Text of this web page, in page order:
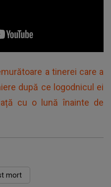
a tinerei care a
după ce logodnicul ei
cu o lună înainte de
mort